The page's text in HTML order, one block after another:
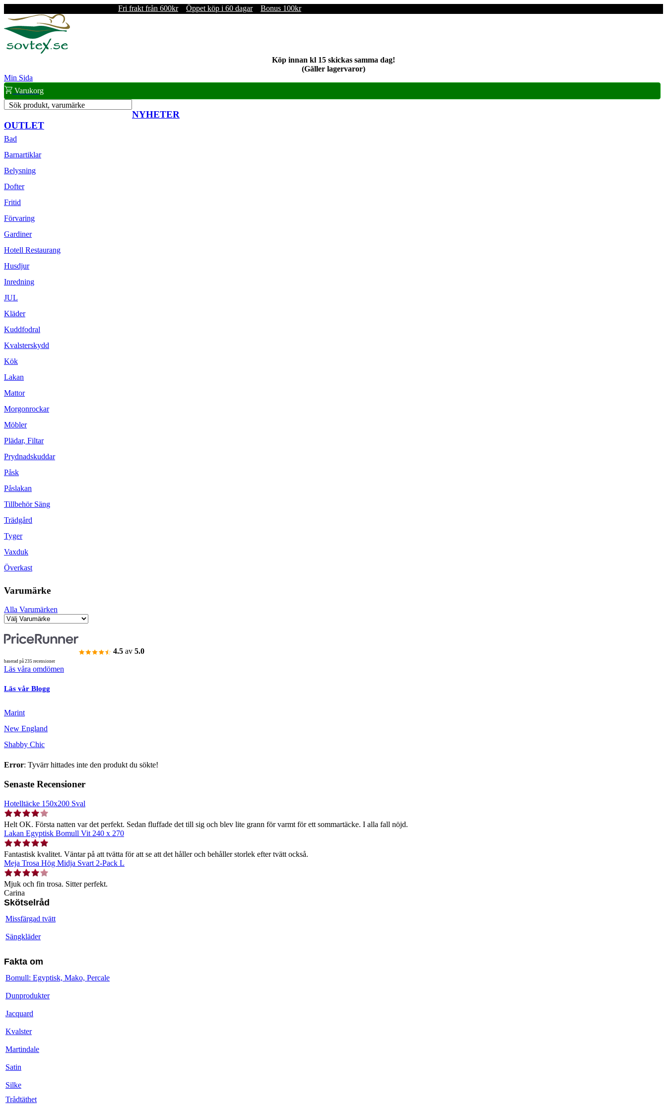
Fri frakt från 600kr Öppet köp i 60 dagar Bonus 100kr
Köp innan kl 15 skickas samma dag!
(Gäller lagervaror)
Min Sida
Varukorg
Sök produkt, varumärke
NYHETER
OUTLET
Bad
Barnartiklar
Belysning
Dofter
Fritid
Förvaring
Gardiner
Hotell Restaurang
Husdjur
Inredning
JUL
Kläder
Kuddfodral
Kvalsterskydd
Kök
Lakan
Mattor
Morgonrockar
Möbler
Plädar, Filtar
Prydnadskuddar
Påsk
Påslakan
Tillbehör Säng
Trädgård
Tyger
Vaxduk
Överkast
Varumärke
Alla Varumärken
4.5 av 5.0
baserad på 235 recensioner
Läs våra omdömen
Läs vår Blogg
Marint
New England
Shabby Chic
Error: Tyvärr hittades inte den produkt du sökte!
Senaste Recensioner
Hotelltäcke 150x200 Sval
Helt OK. Första natten var det perfekt. Sedan fluffade det till sig och blev lite grann för varmt för ett sommartäcke. I alla fall nöjd.
Lakan Egyptisk Bomull Vit 240 x 270
Fantastisk kvalitet. Väntar på att tvätta för att se att det håller och behåller storlek efter tvätt också.
Meja Trosa Hög Midja Svart 2-Pack L
Mjuk och fin trosa. Sitter perfekt.
Carina
Skötselråd
Missfärgad tvätt
Sängkläder
Fakta om
Bomull: Egyptisk, Mako, Percale
Dunprodukter
Jacquard
Kvalster
Martindale
Satin
Silke
Trådtäthet